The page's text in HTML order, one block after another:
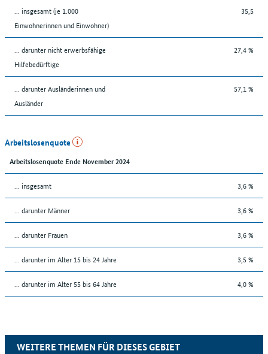
... insgesamt (je 1.000
Einwohnerinnen und Einwohner)
35,5
... darunter nicht erwerbsfähige
Hilfebedürftige
27,4 %
... darunter Ausländerinnen und
Ausländer
57,1 %
Arbeitslosenquote
Arbeitslosenquote Ende November 2024
... insgesamt 3,6 %
... darunter Männer 3,6 %
... darunter Frauen 3,6 %
... darunter im Alter 15 bis 24 Jahre 3,5 %
... darunter im Alter 55 bis 64 Jahre 4,0 %
WEITERE THEMEN FÜR DIESES GEBIET